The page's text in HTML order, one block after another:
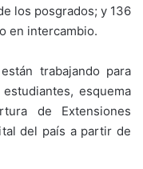
los posgrados; y 136
en intercambio.
trabajando para
esquema
de Extensiones
del país a partir de